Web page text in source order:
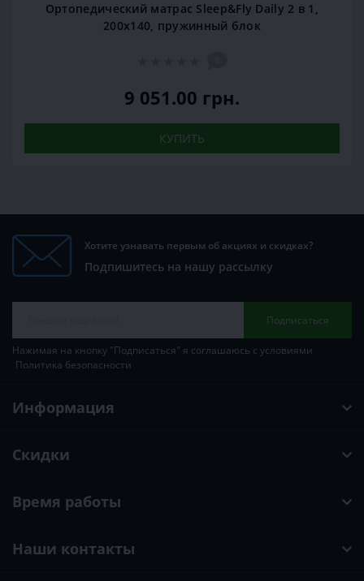
Ортопедический матрас Sleep&Fly Daily 2 в 1,
200x140, пружинный блок
9 051.00 грн.
КУПИТЬ
Хотите узнавать первым об акциях и скидках?
Подпишитесь на нашу рассылку
Подписаться
Нажимая на кнопку "Подписаться" я соглашаюсь с условиями
Политика безопасности
Информация
Скидки
Время работы
Наши контакты